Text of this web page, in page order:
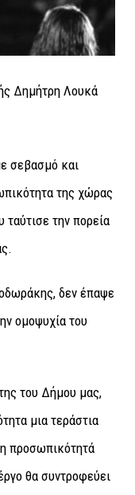
σεβασμό και
της χώρας
ταύτισε την πορεία
δεν έπαψε
ομοψυχία του
του Δήμου μας,
μια τεράστια
προσωπικότητά
θα συντροφεύει